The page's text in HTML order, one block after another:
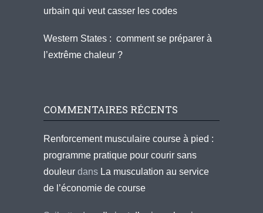
urbain qui veut casser les codes
Western States : comment se préparer à
l’extrême chaleur ?
COMMENTAIRES RÉCENTS
Renforcement musculaire course à pied :
programme pratique pour courir sans
douleur dans La musculation au service
de l’économie de course